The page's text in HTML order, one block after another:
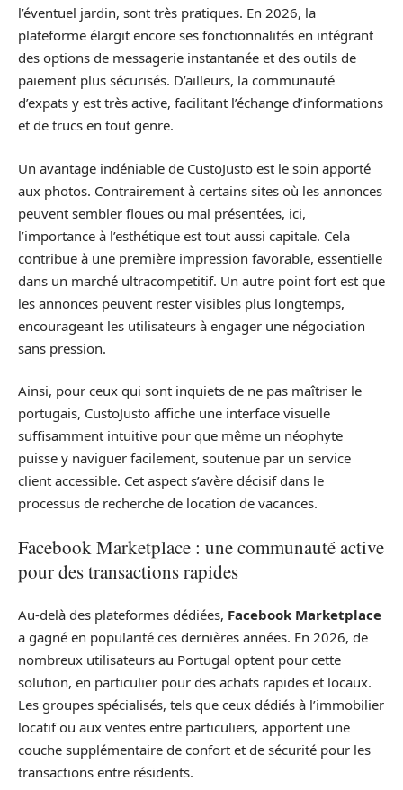
l’éventuel jardin, sont très pratiques. En 2026, la
plateforme élargit encore ses fonctionnalités en intégrant
des options de messagerie instantanée et des outils de
paiement plus sécurisés. D’ailleurs, la communauté
d’expats y est très active, facilitant l’échange d’informations
et de trucs en tout genre.
Un avantage indéniable de CustoJusto est le soin apporté
aux photos. Contrairement à certains sites où les annonces
peuvent sembler floues ou mal présentées, ici,
l’importance à l’esthétique est tout aussi capitale. Cela
contribue à une première impression favorable, essentielle
dans un marché ultracompetitif. Un autre point fort est que
les annonces peuvent rester visibles plus longtemps,
encourageant les utilisateurs à engager une négociation
sans pression.
Ainsi, pour ceux qui sont inquiets de ne pas maîtriser le
portugais, CustoJusto affiche une interface visuelle
suffisamment intuitive pour que même un néophyte
puisse y naviguer facilement, soutenue par un service
client accessible. Cet aspect s’avère décisif dans le
processus de recherche de location de vacances.
Facebook Marketplace : une communauté active
pour des transactions rapides
Au-delà des plateformes dédiées, Facebook Marketplace
a gagné en popularité ces dernières années. En 2026, de
nombreux utilisateurs au Portugal optent pour cette
solution, en particulier pour des achats rapides et locaux.
Les groupes spécialisés, tels que ceux dédiés à l’immobilier
locatif ou aux ventes entre particuliers, apportent une
couche supplémentaire de confort et de sécurité pour les
transactions entre résidents.